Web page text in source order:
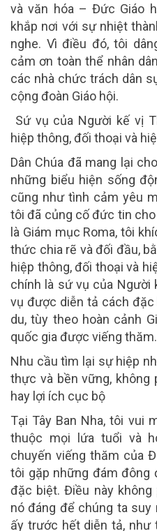
và văn hóa – Đức Giáo
khắp nơi với sự nhiệt
nghe. Vì điều đó, tôi
cảm ơn toàn thể nhân
các nhà chức trách dân
cộng đoàn Giáo hội.
Sứ vụ của Người kế vị
hiệp thông, đối thoại và
Dân Chúa đã mang lại
những biểu hiện sống
cũng như tình cảm yêu
tôi đã củng cố đức tin
là Giám mục Roma, tôi
thức chia rẽ và đối đầu,
hiệp thông, đối thoại và
chính là sứ vụ của Người
vụ được diễn tả cách
du, tùy theo hoàn cảnh
quốc gia được viếng thăm.
Nhu cầu tìm lại sự hiệp
thực và bền vững,
hay lợi ích cục bộ
Tại Tây Ban Nha, tôi vui
thuộc mọi lứa tuổi và
chuyến viếng thăm của
tôi gặp những đám đông
đặc biệt. Điều này không
nó đáng để chúng ta suy
ấy trước hết diễn tả, như